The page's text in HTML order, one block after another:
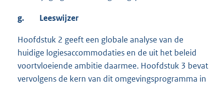
g. Leeswijzer
Hoofdstuk 2 geeft een globale analyse van de
huidige logiesaccommodaties en de uit het beleid
voortvloeiende ambitie daarmee. Hoofdstuk 3 bevat
vervolgens de kern van dit omgevingsprogramma in